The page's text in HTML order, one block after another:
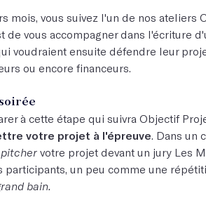
mois, vous suivez l'un de nos ateliers
de vous accompagner dans l'écriture
voudraient ensuite défendre leur
ou encore financeurs.
à cette étape qui suivra Objectif
votre projet à l'épreuve. Dans un
pitcher votre projet devant un jury Les
participants, un peu comme une
bain.